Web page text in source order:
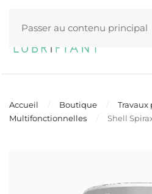
Passer au contenu principal
Accueil Boutique
Multifonctionnelles
Shell